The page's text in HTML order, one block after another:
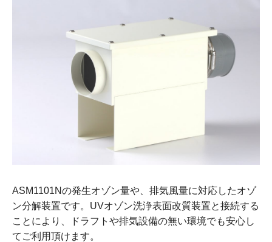
ASM1101Nの発生オゾン量や、排気風量に対応したオゾ
ン分解装置です。 UVオゾン洗浄表面改質装置と接続する
ことにより、ドラフトや排気設備の無い環境でも安心し
てご利用頂けます。